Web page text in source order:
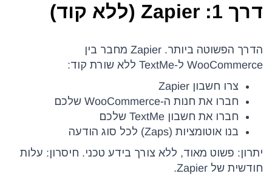
דרך 1: Zapier (ללא קוד)
הדרך הפשוטה ביותר. Zapier מחבר בין
WooCommerce ל-TextMe ללא שורת קוד:
צרו חשבון Zapier
חברו את חנות ה-WooCommerce שלכם
חברו את חשבון TextMe שלכם
בנו אוטומציות (Zaps) לכל סוג הודעה
יתרון: פשוט מאוד, ללא צורך בידע טכני. חיסרון: עלות
חודשית של Zapier.